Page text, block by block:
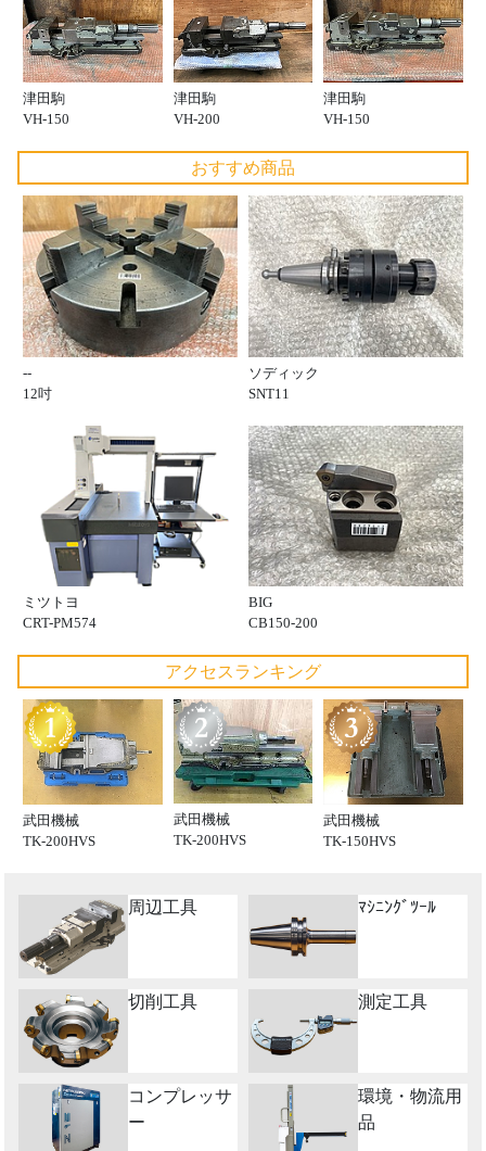
津田駒
VH-150
津田駒
VH-200
津田駒
VH-150
おすすめ商品
--
12吋
ソディック
SNT11
ミツトヨ
CRT-PM574
BIG
CB150-200
アクセスランキング
武田機械
TK-200HVS
武田機械
TK-200HVS
武田機械
TK-150HVS
周辺工具 ﾏｼﾆﾝｸﾞﾂｰﾙ
切削工具 測定工具
コンプレッサ
ー
環境・物流用
品